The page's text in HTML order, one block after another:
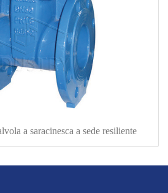
a saracinesca a sede resiliente